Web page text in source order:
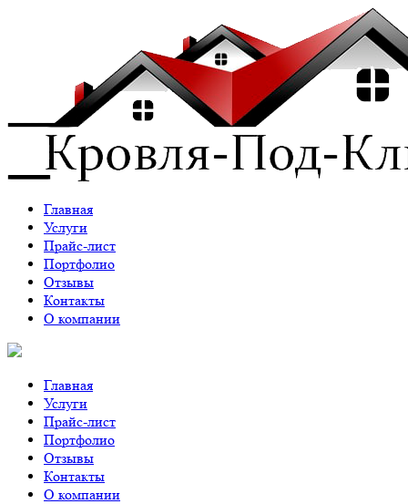
Главная
Услуги
Прайс-лист
Портфолио
Отзывы
Контакты
О компании
Главная
Услуги
Прайс-лист
Портфолио
Отзывы
Контакты
О компании